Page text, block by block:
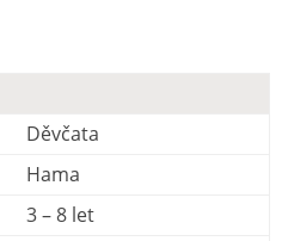
Děvčata
Hama
3 – 8 let